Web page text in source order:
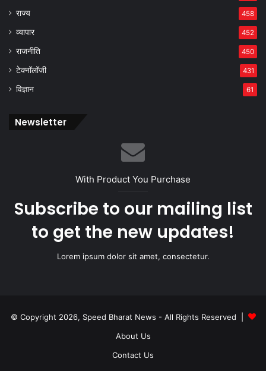
राज्य 458
व्यापार 452
राजनीति 450
टेक्नॉलॉजी 431
विज्ञान 61
Newsletter
With Product You Purchase
Subscribe to our mailing list
to get the new updates!
Lorem ipsum dolor sit amet, consectetur.
© Copyright 2026, Speed Bharat News - All Rights Reserved |
About Us
Contact Us